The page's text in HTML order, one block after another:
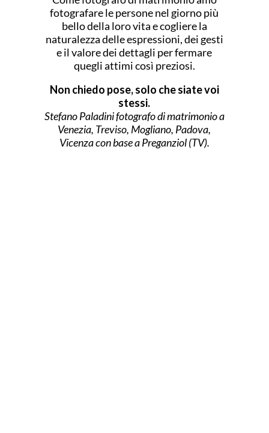
fotografare le persone nel giorno più
bello della loro vita e cogliere la
naturalezza delle espressioni, dei gesti
e il valore dei dettagli per fermare
quegli attimi così preziosi.
Non chiedo pose, solo che siate voi
stessi.
Stefano Paladini fotografo di matrimonio a
Venezia, Treviso, Mogliano, Padova,
Vicenza con base a Preganziol (TV).